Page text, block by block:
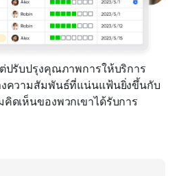
ปรับปรุงคุณภาพการให้บริการ
ความสัมพันธ์ที่แน่นแฟ้นยิ่งขึ้นกับ
ดเห็นของพวกเขาได้รับการ